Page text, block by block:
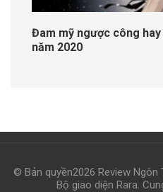
Đam mỹ ngược công
năm 2020
© Bản quyền2026 Review Ngôn
Bộ giao diện Rara.